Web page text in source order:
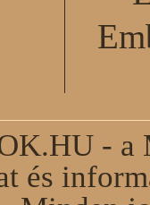
- a
és